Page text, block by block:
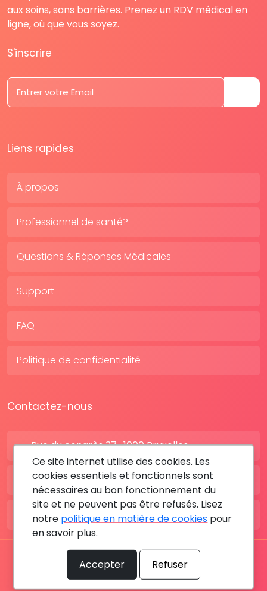
aux soins, sans barrières. Prenez un RDV médical en
ligne, où que vous soyez.
S'inscrire
Liens rapides
À propos
Professionnel de santé?
Questions & Réponses Médicales
Support
FAQ
Politique de confidentialité
Contactez-nous
Rue du congrès 37 , 1000 Bruxelles
BE: +32 28080227
FR: +33 183642895
Tous les droits sont réservés © 2026 RDV MÉDICAL By
MediaSatCom
Ce site internet utilise des cookies. Les
cookies essentiels et fonctionnels sont
nécessaires au bon fonctionnement du
site et ne peuvent pas être refusés. Lisez
notre politique en matière de cookies pour
en savoir plus.
Accepter Refuser